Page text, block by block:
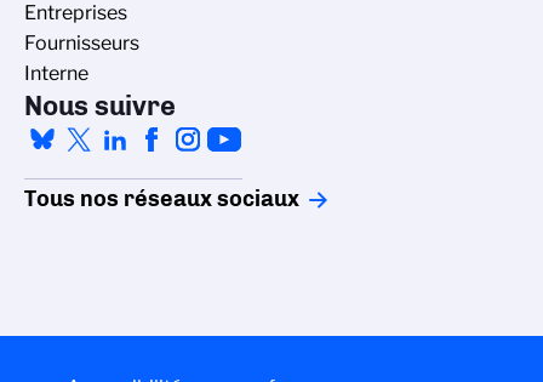
Entreprises
Fournisseurs
Interne
Nous suivre
Tous nos réseaux sociaux